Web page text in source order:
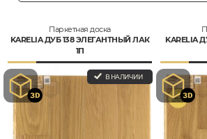
Паркетная доска
KARELIA ДУБ 138 ЭЛЕГАНТНЫЙ ЛАК
1П
В НАЛИЧИИ